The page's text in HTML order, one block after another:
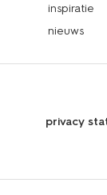
inspiratie
nieuws
privacy